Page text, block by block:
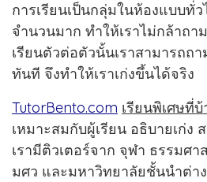
การเรียนเป็นกลุ่มในห้องแบบทั่
จำนวนมาก ทำให้เราไม่กล้าถา
เรียนตัวต่อตัวนั้นเราสามารถถ
ทันที จึงทำให้เราเก่งขึ้นได้จริง
TutorBento.com เรียนพิเศษที่
เหมาะสมกับผู้เรียน อธิบายเก่ง
เรามีติวเตอร์จาก จุฬา ธรรมศา
มศว และมหาวิทยาลัยชั้นนำต่า